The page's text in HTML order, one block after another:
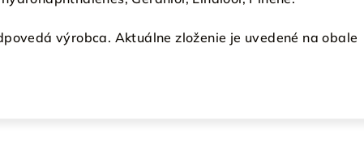
výrobca. Aktuálne zloženie je uvedené na obale